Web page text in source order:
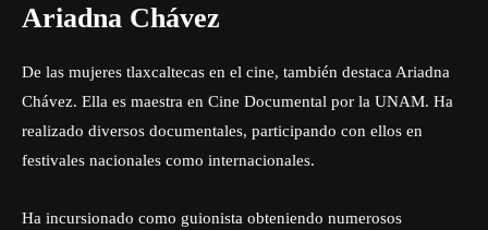
Ariadna Chávez
De las mujeres tlaxcaltecas en el cine, también destaca Ariadna
Chávez. Ella es maestra en Cine Documental por la UNAM. Ha
realizado diversos documentales, participando con ellos en
festivales nacionales como internacionales.
Ha incursionado como guionista obteniendo numerosos